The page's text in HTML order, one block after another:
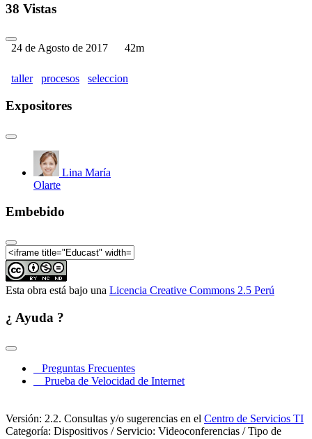
38 Vistas
24 de Agosto de 2017 42m
taller procesos seleccion
Expositores
Lina María
Olarte
Embebido
Esta obra está bajo una Licencia Creative Commons 2.5 Perú
¿ Ayuda ?
Preguntas Frecuentes
Prueba de Velocidad de Internet
Versión: 2.2. Consultas y/o sugerencias en el Centro de Servicios TI
Categoría: Dispositivos / Servicio: Videoconferencias / Tipo de